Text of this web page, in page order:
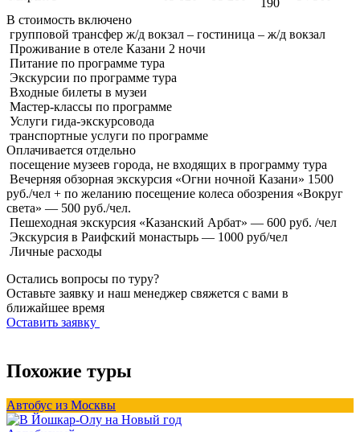
В стоимость включено
групповой трансфер ж/д вокзал – гостиница – ж/д вокзал
Проживание в отеле Казани 2 ночи
Питание по программе тура
Экскурсии по программе тура
Входные билеты в музеи
Мастер-классы по программе
Услуги гида-экскурсовода
транспортные услуги по программе
Оплачивается отдельно
посещение музеев города, не входящих в программу тура
Вечерняя обзорная экскурсия «Огни ночной Казани» 1500
руб./чел + по желанию посещение колеса обозрения «Вокруг
света» — 500 руб./чел.
Пешеходная экскурсия «Казанский Арбат» — 600 руб. /чел
Экскурсия в Раифский монастырь — 1000 руб/чел
Личные расходы
Остались вопросы по туру?
Оставьте заявку и наш менеджер свяжется с вами в
ближайшее время
Оставить заявку
Похожие туры
Автобус из Москвы